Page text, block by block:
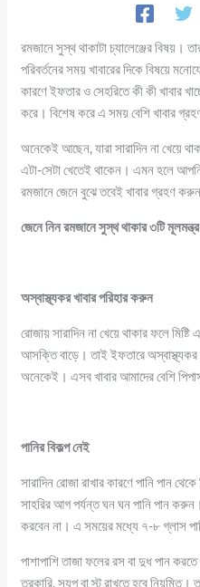
রমজানে সুস্থ থাকাটা চ্যালেঞ্জের
পরিবর্তনের সময় খাবারের দিকে বিষয়ে
কারণে ইফতার ও সেহরিতে কী কী খাবার
করে। বিশেষ করে এ সময় বেশি খাবার
অনেকেই আছেন, যারা সারাদিন না খেয়ে
এটা-সেটা খেতেই থাকেন। এমন হলে
রমজানে জেনে বুঝে তবেই খাবার গ্রহণ
জেনে নিন রমজানে সুস্থ থাকার ৩টি
অস্বাস্থ্যকর খাবার পরিহার করুন
রোজায় সারাদিন না খেয়ে থাকার ফলে
আসক্তি বাড়ে। তাই ইফতারে অস্বাস্থ্যকর
অনেকেই। এসব খাবার আমাদের বেশি
পানির বিকল্প নেই
সারাদিন রোজা রাখার কারণে পানি পান
সাহরির আগ পর্যন্ত ঘন ঘন পানি পান
করবেন না। এ সময়ের মধ্যে ৭-৮ গ্লাস
পাশাপাশি তাজা ফলের রস বা দুধ পান
তরকারি, স্যুপ বা স্টু রাখতে হবে